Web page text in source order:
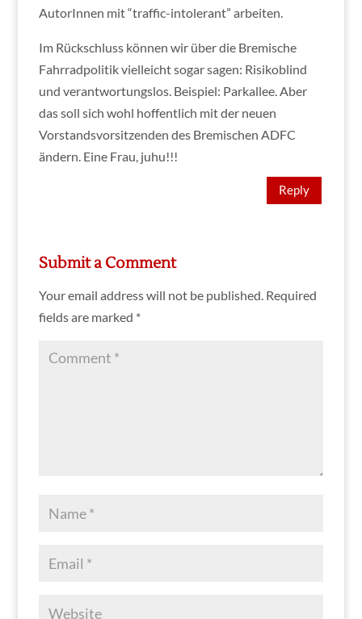
AutorInnen mit “traffic-intolerant” arbeiten.
Im Rückschluss können wir über die Bremische
Fahrradpolitik vielleicht sogar sagen: Risikoblind
und verantwortungslos. Beispiel: Parkallee. Aber
das soll sich wohl hoffentlich mit der neuen
Vorstandsvorsitzenden des Bremischen ADFC
ändern. Eine Frau, juhu!!!
Reply
Submit a Comment
Your email address will not be published. Required
fields are marked *